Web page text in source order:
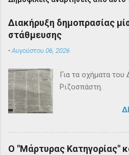
Διακήρυξη δημοπρασίας
στάθμευσης
-Αυγούστου 06, 2026
Για τα οχήματα
Ριζοσπάστη.
Ο "Μάρτυρας Κατηγορίας"